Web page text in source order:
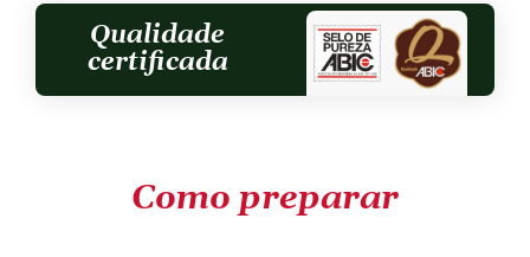
Qualidade
certificada
Como preparar